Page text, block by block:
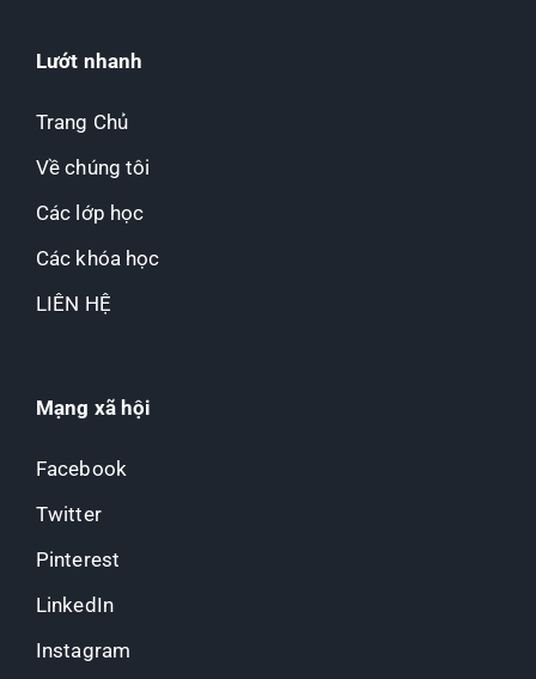
Lướt nhanh
Trang Chủ
Về chúng tôi
Các lớp học
Các khóa học
LIÊN HỆ
Mạng xã hội
Facebook
Twitter
Pinterest
LinkedIn
Instagram